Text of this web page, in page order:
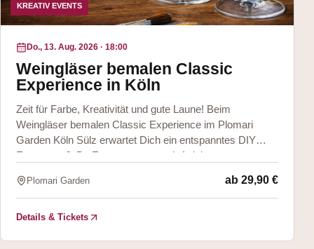
KREATIV EVENTS
Do., 13. Aug. 2026 · 18:00
Weingläser bemalen Classic
Experience in Köln
Zeit für Farbe, Kreativität und gute Laune! Beim
Weingläser bemalen Classic Experience im Plomari
Garden Köln Sülz erwartet Dich ein entspanntes DIY
Event von JuBo Events & more mit Anleitun
Plomari Garden ab 29,90 €
Details & Tickets